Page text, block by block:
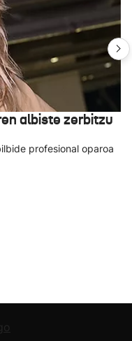
albiste zerbitzu
profesional oparoa